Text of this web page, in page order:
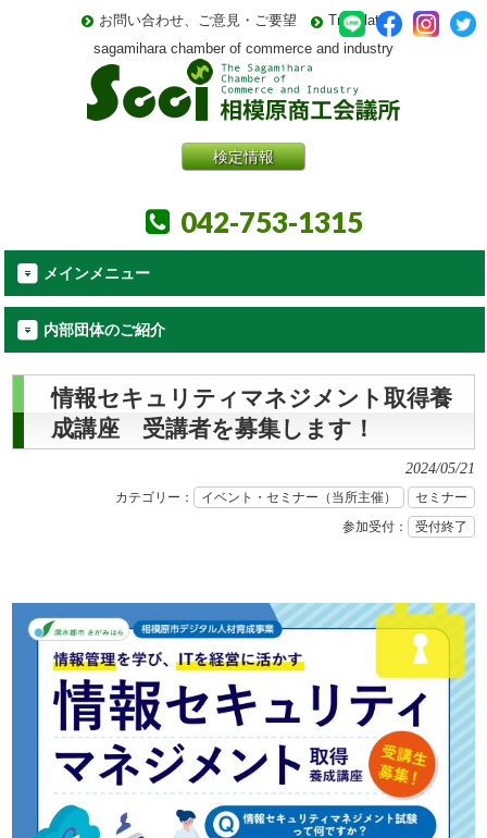
sagamihara chamber of commerce and industry
お問い合わせ、ご意見・ご要望 Translate
検定情報
042-753-1315
メインメニュー
内部団体のご紹介
情報セキュリティマネジメント取得養
成講座 受講者を募集します！
2024/05/21
カテゴリー： イベント・セミナー（当所主催）
セミナー
参加受付：
受付終了